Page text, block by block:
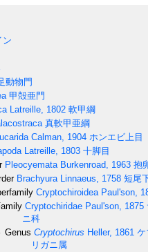
ン
動物門
甲殻亜門
Latreille, 1802 軟甲綱
真軟甲亜綱
Calman, 1904 ホンエビ上目
Latreille, 1803 十脚目
Pleocyemata Burkenroad, 1963 抱卵
Brachyura Linnaeus, 1758 短尾下
Cryptochiroidea Paul'son,
Cryptochiridae Paul'son, 1875
ニ科
Genus Cryptochirus Heller, 1861 ケ
リガニ属